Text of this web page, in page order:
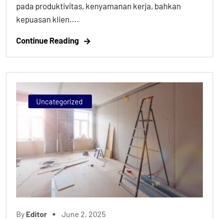
pada produktivitas, kenyamanan kerja, bahkan
kepuasan klien....
Continue Reading
Uncategorized
By Editor June 2, 2025